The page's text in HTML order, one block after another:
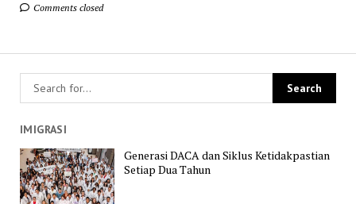
Comments closed
IMIGRASI
Generasi DACA dan Siklus Ketidakpastian
Setiap Dua Tahun